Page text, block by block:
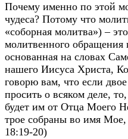
Почему именно по этой
чудеса? Потому что
«соборная молитва») –
молитвенного обращения
основанная на словах
нашего Иисуса Христа,
говорю вам, что если двое
просить о всяком деле,
будет им от Отца Моего
трое собраны во имя
18:19-20)